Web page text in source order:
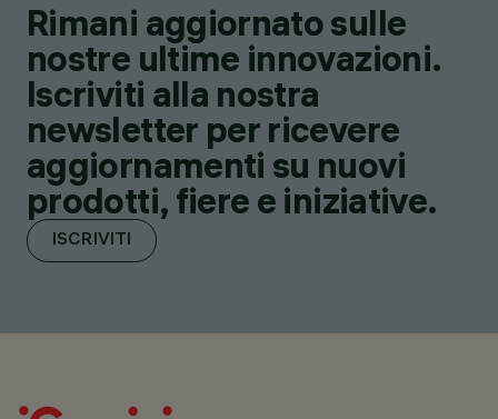
Rimani aggiornato sulle
nostre ultime innovazioni.
Iscriviti alla nostra
newsletter per ricevere
aggiornamenti su nuovi
prodotti, fiere e iniziative.
ISCRIVITI